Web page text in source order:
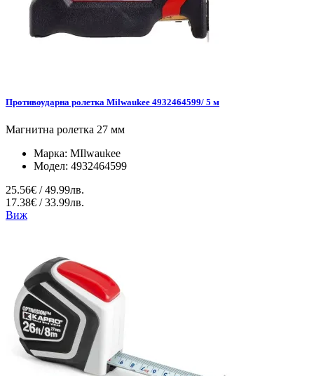
Противоударна ролетка Milwaukee 4932464599/ 5 м
Магнитна ролетка 27 мм
Марка: MIlwaukee
Модел: 4932464599
25.56€ / 49.99лв.
17.38€ / 33.99лв.
Виж